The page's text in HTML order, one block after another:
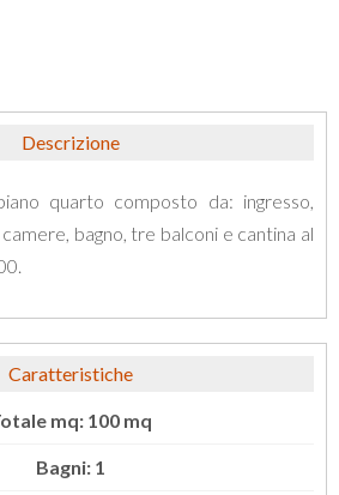
Descrizione
quarto composto da: ingresso,
bagno, tre balconi e cantina al
Caratteristiche
mq: 100 mq
Bagni: 1